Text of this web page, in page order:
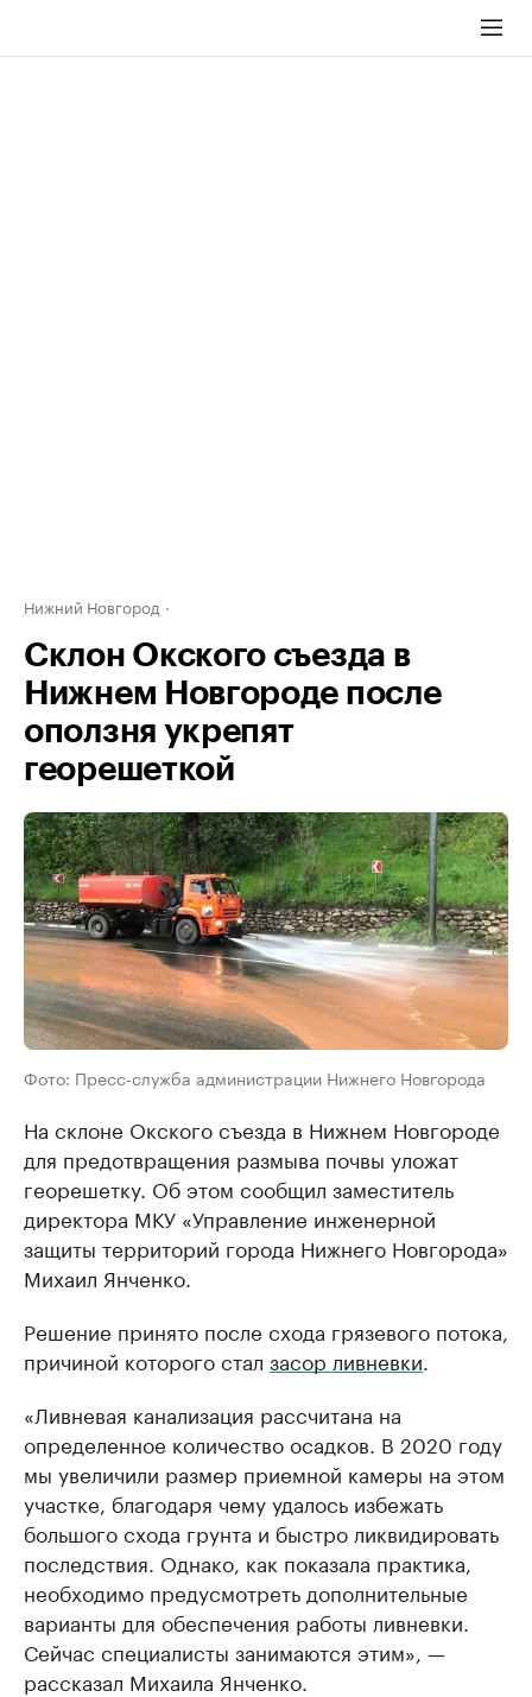
Нижний Новгород
Склон Окского съезда в
Нижнем Новгороде после
оползня укрепят
георешеткой
Фото: Пресс-служба администрации Нижнего Новгорода
На склоне Окского съезда в Нижнем Новгороде
для предотвращения размыва почвы уложат
георешетку. Об этом сообщил заместитель
директора МКУ «Управление инженерной
защиты территорий города Нижнего Новгорода»
Михаил Янченко.
Решение принято после схода грязевого потока,
причиной которого стал засор ливневки
«Ливневая канализация рассчитана на
определенное количество осадков. В 2020 году
мы увеличили размер приемной камеры на этом
участке, благодаря чему удалось избежать
большого схода грунта и быстро ликвидировать
последствия. Однако, как показала практика,
необходимо предусмотреть дополнительные
варианты для обеспечения работы ливневки.
Сейчас специалисты занимаются этим», —
рассказал Михаила Янченко.